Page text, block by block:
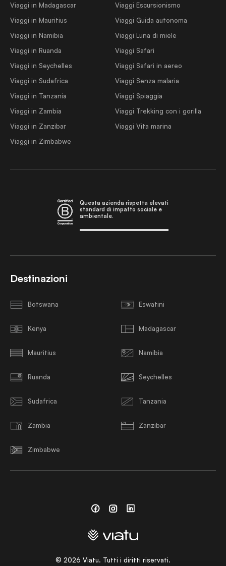
Viaggi in Madagascar
Viaggi in Mauritius
Viaggi in Namibia
Viaggi in Ruanda
Viaggi in Seychelles
Viaggi in Sudafrica
Viaggi in Tanzania
Viaggi in Zambia
Viaggi in Zanzibar
Viaggi in Zimbabwe
Viaggi Escursionismo
Viaggi Guida autonoma
Viaggi Luna di miele
Viaggi Safari
Viaggi Safari in aereo
Viaggi Senza malaria
Viaggi Spiaggia
Viaggi Trekking con i gorilla
Viaggi Vita marina
Questa azienda rispetta elevati
standard di impatto sociale e
ambientale.
Destinazioni
Botswana Eswatini
Kenya Madagascar
Mauritius Namibia
Ruanda Seychelles
Sudafrica Tanzania
Zambia Zanzibar
Zimbabwe
© 2026 Viatu. Tutti i diritti riservati.
FacebookInstagramLinkedin